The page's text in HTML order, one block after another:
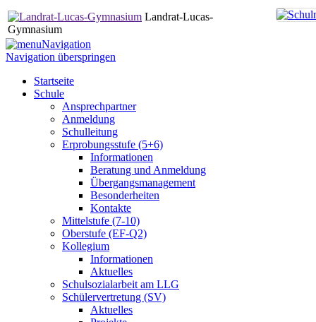
Landrat-Lucas-
Gymnasium
Navigation
Navigation überspringen
Startseite
Schule
Ansprechpartner
Anmeldung
Schulleitung
Erprobungsstufe (5+6)
Informationen
Beratung und Anmeldung
Übergangsmanagement
Besonderheiten
Kontakte
Mittelstufe (7-10)
Oberstufe (EF-Q2)
Kollegium
Informationen
Aktuelles
Schulsozialarbeit am LLG
Schülervertretung (SV)
Aktuelles